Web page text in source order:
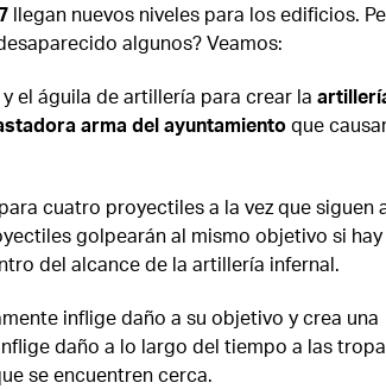
llegan nuevos niveles para los edificios.
algunos? Veamos:
el águila de artillería para crear la
arma del ayuntamientoque
cuatro proyectiles a la vez que siguen
golpearán al mismo objetivo si hay
del alcance de la artillería infernal.
inflige daño a su objetivo y crea una
daño a lo largo del tiempo a las
se encuentren cerca.